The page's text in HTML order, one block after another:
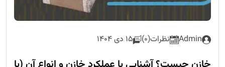
Admin نظرات(0) 15 دی 1404